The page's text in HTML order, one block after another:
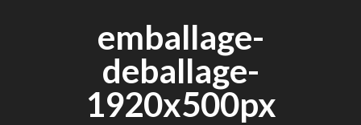
emballage-
deballage-
1920x500px